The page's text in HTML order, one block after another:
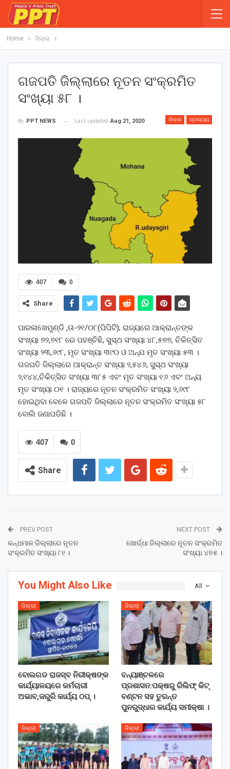
Home ଜିଲ୍ଲା
ଗଜପତି ଜିଲ୍ଲାରେ ନୂତନ ସଂକ୍ରମିତ
ସଂଖ୍ୟା ୫୮ ।
ଜିଲ୍ଲା ସ୍ବାସ୍ଥ୍ୟ
By PPT NEWS Last updated Aug 21, 2020
0
407
Share
ପାରଳାଖେମୁଣ୍ଡି ,ତା-୨୧/୦୮(ପିପିଟି); ରାଜ୍ୟରେ ଆକ୍ରାନ୍ତଙ୍କ
ସଂଖ୍ୟା ୭୨,୭୧୮ ରେ ପହଞ୍ଚିଛି, ସୁସ୍ଥ ସଂଖ୍ୟା ୪୮,୫୭୭, ଚିକିତ୍ସିତ
ସଂଖ୍ୟା ୨୩,୬୯୮, ମୃତ ସଂଖ୍ୟା ୩୯୦ ଓ ଅନ୍ଯ ମୃତ ସଂଖ୍ୟା ୫୩ ।
ଗଜପତି ଜିଲ୍ଲାରେ ଆକ୍ରାନ୍ତ ସଂଖ୍ୟା ୨,୫୪୬, ସୁସ୍ଥ ସଂଖ୍ୟା
୨,୧୪୪,ଚିକିତ୍ସିତ ସଂଖ୍ୟା ୩୮୫ ଏବଂ ମୃତ ସଂଖ୍ୟା ୧୬ ଏବଂ ଅନ୍ୟ
ମୃତ ସଂଖ୍ୟା ୦୧ । ରାଜ୍ୟରେ ନୂତନ ସଂକ୍ରମିତ ସଂଖ୍ୟା ୨,୬୯୮
ହୋଇଥିବା ବେଳେ ଗଜପତି ଜିଲ୍ଲାରେ ନୂତନ ସଂକ୍ରମିତ ସଂଖ୍ୟା ୫୮
ବୋଲି ଜଣାପଡିଛି ।
0
407
Share
PREV POST
କନ୍ଧମାଳ ଜିଲ୍ଲାରେ ନୂତନ
ସଂକ୍ରମିତ ସଂଖ୍ୟା ୮୧ ।
NEXT POST
ଖୋର୍ଦ୍ଧା ଜିଲ୍ଲାରେ ନୂତନ ସଂକ୍ରମିତ
ସଂଖ୍ୟା ୪୭୫ ।
All
You Might Also Like
ଜିଲ୍ଲା
ବୋଲଗଡ ରାଜସ୍ବ ନିରୀକ୍ଷଙ୍କ
କାର୍ଯ୍ୟାଳୟରେ କର୍ମଚାରୀ
ଅଭାବ,ଜରୁରି କାର୍ଯ୍ୟ ଠପ୍ ।
ଜିଲ୍ଲା
ବନ୍ୟାଞ୍ଚଳରେ
ପ୍ରଶାସନ:ପକ୍ଷରୁ ରିଲିଫ୍ କିଟ୍
ବଣ୍ଟନ ସହ ତୁରନ୍ତ
ପୁନରୁଦ୍ଧାର କାର୍ଯ୍ୟ ସମୀକ୍ଷା ।
ଜିଲ୍ଲା ଜିଲ୍ଲା